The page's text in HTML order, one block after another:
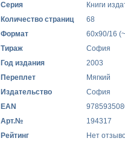
Серия
Книги
Количество страниц
68
Формат
60x90/16
Тираж
София
Год издания
2003
Переплет
Мягкий
Издательство
София
EAN
Арт.№
194317
Рейтинг
Нет